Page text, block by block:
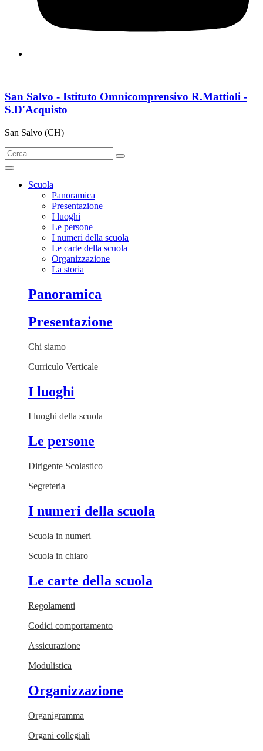
San Salvo - Istituto Omnicomprensivo R.Mattioli -
S.D'Acquisto
San Salvo (CH)
Scuola
Panoramica
Presentazione
I luoghi
Le persone
I numeri della scuola
Le carte della scuola
Organizzazione
La storia
Panoramica
Presentazione
Chi siamo
Curriculo Verticale
I luoghi
I luoghi della scuola
Le persone
Dirigente Scolastico
Segreteria
I numeri della scuola
Scuola in numeri
Scuola in chiaro
Le carte della scuola
Regolamenti
Codici comportamento
Assicurazione
Modulistica
Organizzazione
Organigramma
Organi collegiali